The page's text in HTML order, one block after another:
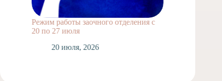
Режим работы заочного отделения с
20 по 27 июля
20 июля, 2026